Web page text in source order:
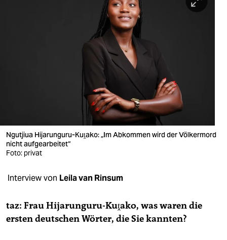
unterstützen
genossenschaft
epaper login
Ngutjiua Hijarunguru-Kuṱako: „Im Abkommen wird der Völkermord
nicht aufgearbeitet“
Foto: privat
Interview von Leila van Rinsum
taz: Frau Hijarunguru-Kuṱako, was waren die
ersten deutschen Wörter, die Sie kannten?